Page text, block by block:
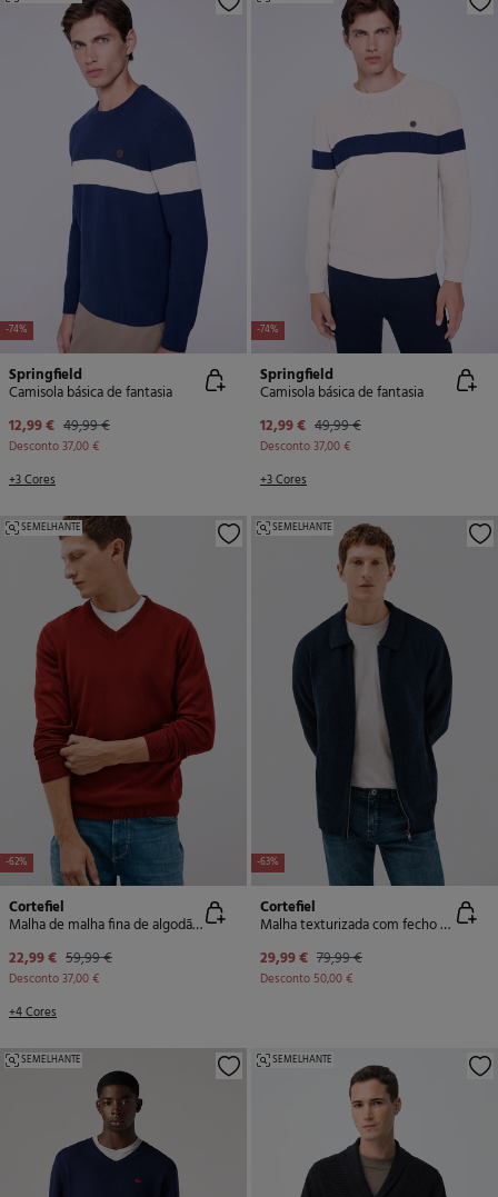
-74%
Springfield
Camisola básica de fantasia
12,99 € 49,99 €
Desconto37,00 €
+3 Cores
-74%
Springfield
Camisola básica de fantasia
12,99 € 49,99 €
Desconto37,00 €
+3 Cores
-62%
SEMELHANTE
Cortefiel
Malha de malha fina de algodão com gola em bico
22,99 € 59,99 €
Desconto37,00 €
+4 Cores
-63%
SEMELHANTE
Cortefiel
Malha texturizada com fecho de zíper
29,99 € 79,99 €
Desconto 50,00 €
SEMELHANTE SEMELHANTE